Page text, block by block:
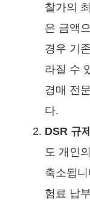
찰가의
은 금액
경우 기
라질 수
경매 전
다.
DSR 규
도 개인
축소됩
험료 납